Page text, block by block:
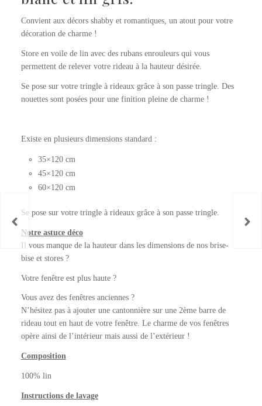
Convient aux décors shabby et romantiques, un atout pour votre
décoration de charme !
Store en voile de lin avec des rubans enrouleurs qui vous
permettent de relever votre rideau à la hauteur désirée.
Se pose sur votre tringle à rideaux grâce à son passe tringle. Des
nouettes sont posées pour une finition pleine de charme !
Existe en plusieurs dimensions standard :
35×120 cm
45×120 cm
60×120 cm
Se pose sur votre tringle à rideaux grâce à son passe tringle.
Notre astuce déco
Il vous manque de la hauteur dans les dimensions de nos brise-
bise et stores ?
Votre fenêtre est plus haute ?
Vous avez des fenêtres anciennes ?
N’hésitez pas à ajouter une cantonnière sur une 2ème barre de
rideau tout en haut de votre fenêtre. Le charme de vos fenêtres
opère ainsi de l’intérieur mais aussi de l’extérieur !
Composition
100% lin
Instructions de lavage